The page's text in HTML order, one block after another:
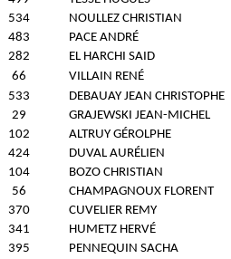
534
NOULLEZ CHRISTIAN
483
PACE ANDRÉ
282
EL HARCHI SAID
66
VILLAIN RENÉ
533
DEBAUAY JEAN CHRISTOPHE
29
GRAJEWSKI JEAN-MICHEL
102
ALTRUY GÉROLPHE
424
DUVAL AURÉLIEN
104
BOZO CHRISTIAN
56
CHAMPAGNOUX FLORENT
370
CUVELIER REMY
341
HUMETZ HERVÉ
395
PENNEQUIN SACHA